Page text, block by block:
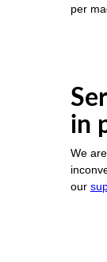
per
in
We
our